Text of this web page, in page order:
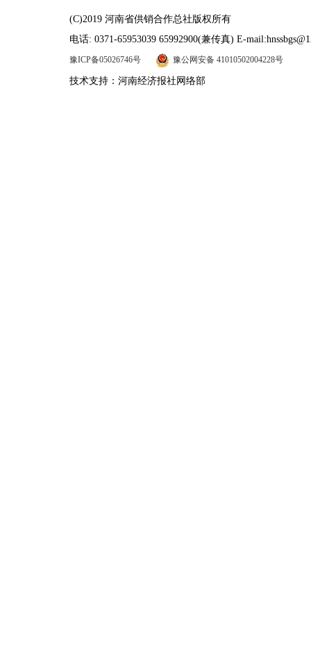
(C)2019 河南省供销合作总社版权所有
电话: 0371-65953039 65992900(兼传真) E-
豫ICP备05026746号 豫公网安备 41010502004228号
技术支持：河南经济报社网络部